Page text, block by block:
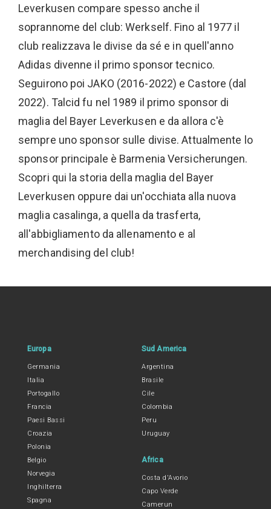
Leverkusen compare spesso anche il
soprannome del club: Werkself. Fino al 1977 il
club realizzava le divise da sé e in quell'anno
Adidas divenne il primo sponsor tecnico.
Seguirono poi JAKO (2016-2022) e Castore (dal
2022). Talcid fu nel 1989 il primo sponsor di
maglia del Bayer Leverkusen e da allora c'è
sempre uno sponsor sulle divise. Attualmente lo
sponsor principale è Barmenia Versicherungen.
Scopri qui la storia della maglia del Bayer
Leverkusen oppure dai un'occhiata alla nuova
maglia casalinga, a quella da trasferta,
all'abbigliamento da allenamento e al
merchandising del club!
Europa
Germania
Italia
Portogallo
Francia
Paesi Bassi
Croazia
Polonia
Belgio
Norvegia
Inghilterra
Spagna
Sud America
Argentina
Brasile
Cile
Colombia
Peru
Uruguay
Africa
Costa d'Avorio
Capo Verde
Camerun